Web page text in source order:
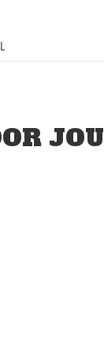
JOU